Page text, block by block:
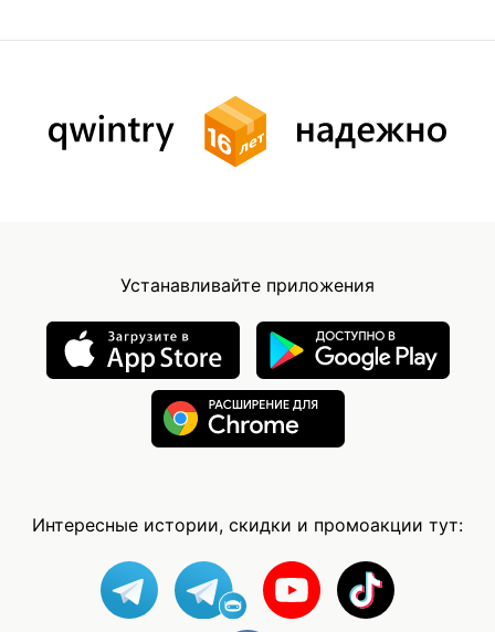
Устанавливайте приложения
Интересные истории, скидки и промоакции тут: